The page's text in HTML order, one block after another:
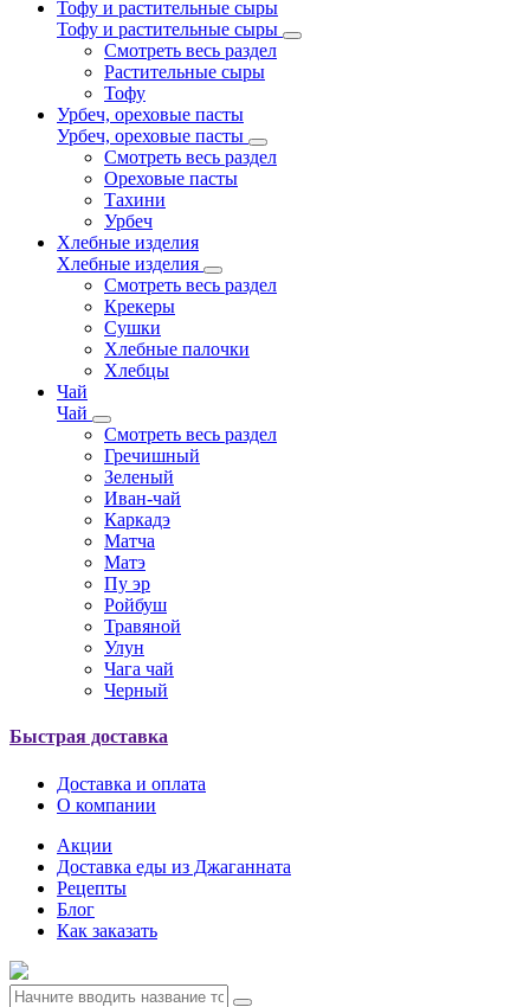
Тофу и растительные сыры
Тофу и растительные сыры
Смотреть весь раздел
Растительные сыры
Тофу
Урбеч, ореховые пасты
Урбеч, ореховые пасты
Смотреть весь раздел
Ореховые пасты
Тахини
Урбеч
Хлебные изделия
Хлебные изделия
Смотреть весь раздел
Крекеры
Сушки
Хлебные палочки
Хлебцы
Чай
Чай
Смотреть весь раздел
Гречишный
Зеленый
Иван-чай
Каркадэ
Матча
Матэ
Пу эр
Ройбуш
Травяной
Улун
Чага чай
Черный
Быстрая доставка
Доставка и оплата
О компании
Акции
Доставка еды из Джаганната
Рецепты
Блог
Как заказать